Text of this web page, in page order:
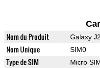
Nom du Produit Galaxy
Nom Unique SIM0
Type de SIM Micro